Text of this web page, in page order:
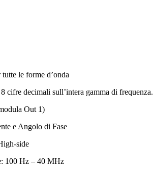
le forme d’onda
cifre decimali sull’intera gamma di frequenza.
Out 1)
e Angolo di Fase
side
100 Hz – 40 MHz